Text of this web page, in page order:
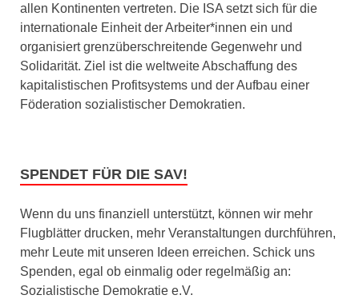
allen Kontinenten vertreten. Die ISA setzt sich für die
internationale Einheit der Arbeiter*innen ein und
organisiert grenzüberschreitende Gegenwehr und
Solidarität. Ziel ist die weltweite Abschaffung des
kapitalistischen Profitsystems und der Aufbau einer
Föderation sozialistischer Demokratien.
SPENDET FÜR DIE SAV!
Wenn du uns finanziell unterstützt, können wir mehr
Flugblätter drucken, mehr Veranstaltungen durchführen,
mehr Leute mit unseren Ideen erreichen. Schick uns
Spenden, egal ob einmalig oder regelmäßig an:
Sozialistische Demokratie e.V.